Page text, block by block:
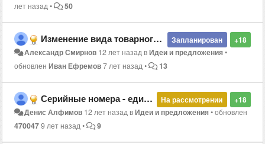
лет назад• 50
+18
Запланирован
Изменение вида товарного чека
Александр Смирнов 12 лет назадвИдеи и предложения•
обновлен Иван Ефремов7 лет назад• 13
+18
На рассмотрении
Серийные номера - единственное что останавливает от использования системы
Денис Алфимов 12 лет назадвИдеи и предложения•обновлен
4700479 лет назад• 9